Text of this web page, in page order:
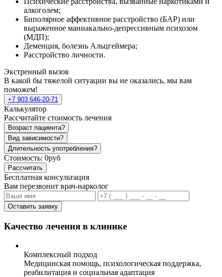
алкоголем;
Биполярное аффективное расстройство (БАР) или
выраженное маниакально-депрессивным психозом
(МДП);
Деменция, болезнь Альцгеймера;
Расстройство личности.
Экстренный вызов
В какой бы тяжелой ситуации вы не оказались, мы вам
поможем!
+7 903 646-20-71
Калькулятор
Рассчитайте стоимость лечения
Возраст пациента?
Вид зависимости?
Длительность употребления?
Стоимость: 0руб
Рассчитать
Бесплатная консультация
Вам перезвонит врач-нарколог
Оставить заявку
Качество лечения в клинике
Комплексный подход
Медицинская помощь, психологическая поддержка,
реабилитация и социальная адаптация